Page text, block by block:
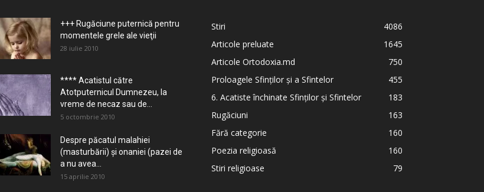
+++ Rugăciune puternică pentru
momentele grele ale vieţii
28 iulie 2010
**** Acatistul către
Atotputernicul Dumnezeu, la
vreme de necaz sau de...
5 octombrie 2010
Despre păcatul malahiei
(masturbării) şi onaniei (pazei de
a nu avea...
15 aprilie 2010
Stiri
4086
Articole preluate
1645
Articole Ortodoxia.md
750
Proloagele Sfinților și a Sfintelor
455
6. Acatiste închinate Sfinților și Sfintelor
183
Rugăciuni
163
Fără categorie
160
Poezia religioasă
160
Stiri religioase
79